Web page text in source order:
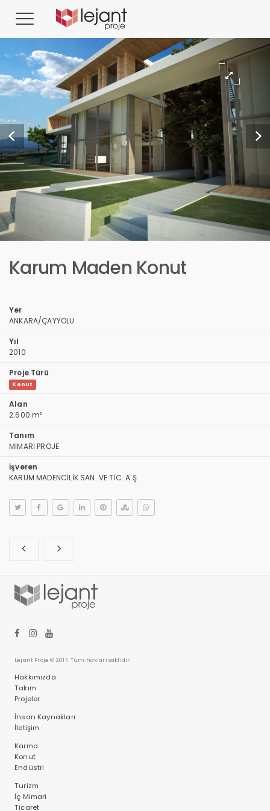
Karum Maden Konut
Yer
ANKARA/ÇAYYOLU
Yıl
2010
Proje Türü
Konut
Alan
2.600 m²
Tanım
MİMARİ PROJE
İşveren
KARUM MADENCİLİK SAN. VE TİC. A.Ş.
Lejant Proje © 2017. Tüm hakları saklıdır.
Hakkımızda
Takım
Projeler
İnsan Kaynakları
İletişim
Karma
Konut
Endüstri
Turizm
İç Mimari
Ticaret